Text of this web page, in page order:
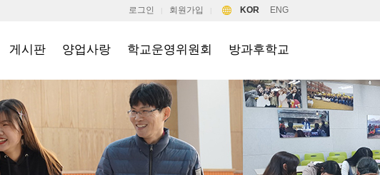
로그인 회원가입 KOR ENG
게시판 양업사랑 학교운영위원회 방과후학교